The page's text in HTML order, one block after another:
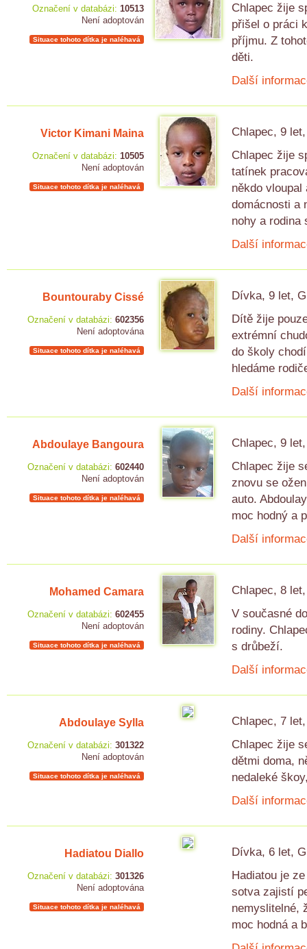
Označení v databázi: 10513
Není adoptován
Situace tohoto dítka je naléhavá
Chlapec žije
přišel o práci
příjmu. Z
děti.
Další
Victor Kimani Maina
Označení v databázi: 10505
Není adoptován
Situace tohoto dítka je naléhavá
Chlapec, 9
Chlapec žije
tatínek
někdo
domácnosti a
nohy a rodina
Další
Bountouraby Cissé
Označení v databázi: 602356
Není adoptována
Situace tohoto dítka je naléhavá
Dívka, 9 let,
Dítě žije
extrémní
do školy
hledáme
Další
Abdoulaye Bangoura
Označení v databázi: 602440
Není adoptován
Situace tohoto dítka je naléhavá
Chlapec, 9
Chlapec žije
znovu se
auto.
moc hodný a
Další
Mohamed Camara
Označení v databázi: 602455
Není adoptován
Situace tohoto dítka je naléhavá
Chlapec, 8
V současné
rodiny.
s drůbeží.
Další
Abdoulaye Sylla
Označení v databázi: 301322
Není adoptován
Situace tohoto dítka je naléhavá
Chlapec, 7
Chlapec žije
dětmi doma,
nedaleké
Další
Hadiatou Diallo
Označení v databázi: 301326
Není adoptována
Situace tohoto dítka je naléhavá
Dívka, 6 let,
Hadiatou je
sotva zajistí
nemyslitelné,
moc hodná a